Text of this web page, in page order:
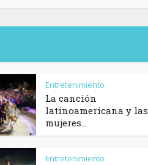
Entretenimiento
La canción
latinoamericana y las
mujeres...
Entretenimiento